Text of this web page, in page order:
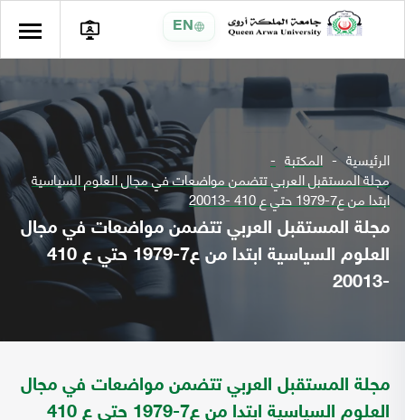
EN
الرئيسية المكتبة
مجلة المستقبل العربي تتضمن مواضعات في مجال العلوم السياسية
ابتدا من ع7-1979 حتي ع 410 -20013
مجلة المستقبل العربي تتضمن مواضعات في مجال
العلوم السياسية ابتدا من ع7-1979 حتي ع 410
-20013
مجلة المستقبل العربي تتضمن مواضعات في مجال
العلوم السياسية ابتدا من ع7-1979 حتي ع 410